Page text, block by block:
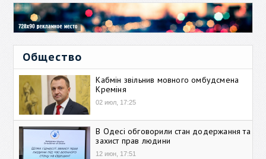
Общество
Кабмін звільнив мовного омбудсмена
Креміня
02 июл, 17:25
В Одесі обговорили стан додержання та
захист прав людини
12 июн, 17:51